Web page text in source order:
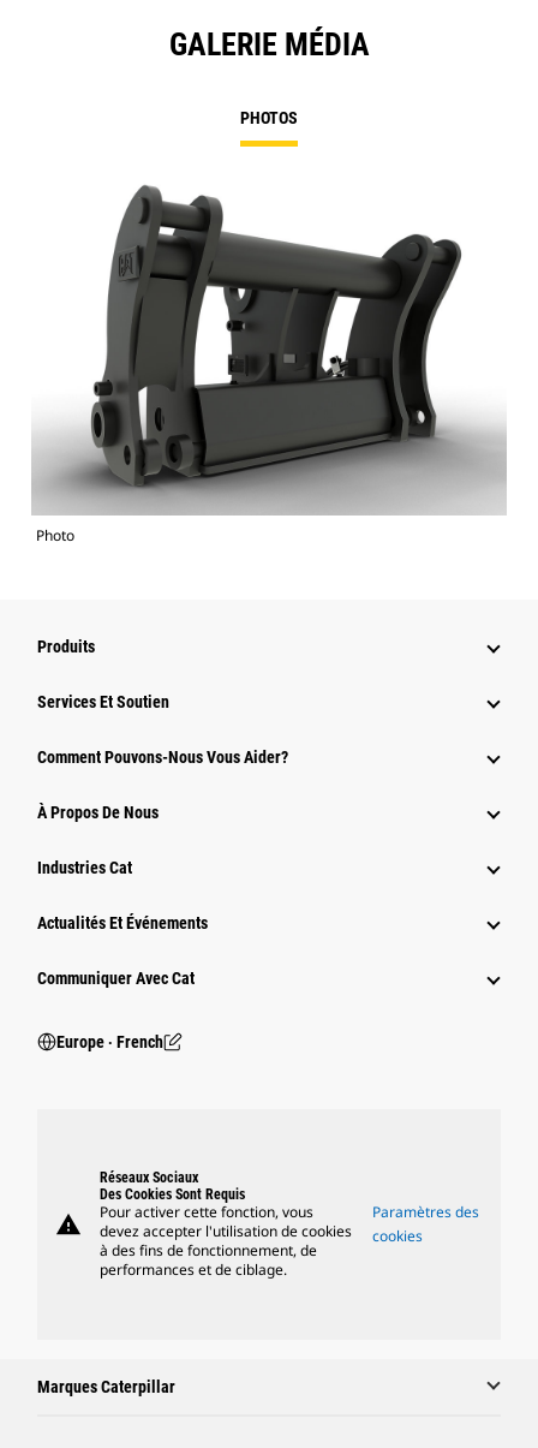
GALERIE MÉDIA
PHOTOS
Photo
Produits
Services Et Soutien
Comment Pouvons-Nous Vous Aider?
À Propos De Nous
Industries Cat
Actualités Et Événements
Communiquer Avec Cat
Europe ‧ French
warning
Réseaux Sociaux
Des Cookies Sont Requis
Pour activer cette fonction, vous
devez accepter l'utilisation de cookies
à des fins de fonctionnement, de
performances et de ciblage.
Paramètres des
cookies
Marques Caterpillar